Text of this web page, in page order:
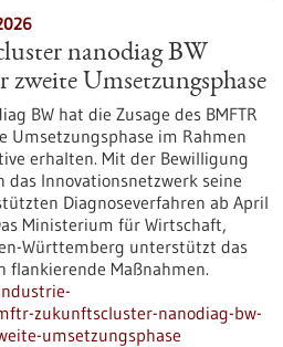
nanodiag BW
Umsetzungsphase
BW hat die Zusage des BMFTR
Umsetzungsphase im Rahmen
erhalten. Mit der Bewilligung
das Innovationsnetzwerk seine
Diagnoseverfahren ab April
Ministerium für Wirtschaft,
Württemberg unterstützt das
flankierende Maßnahmen.
zukunftscluster-nanodiag-bw-
umsetzungsphase